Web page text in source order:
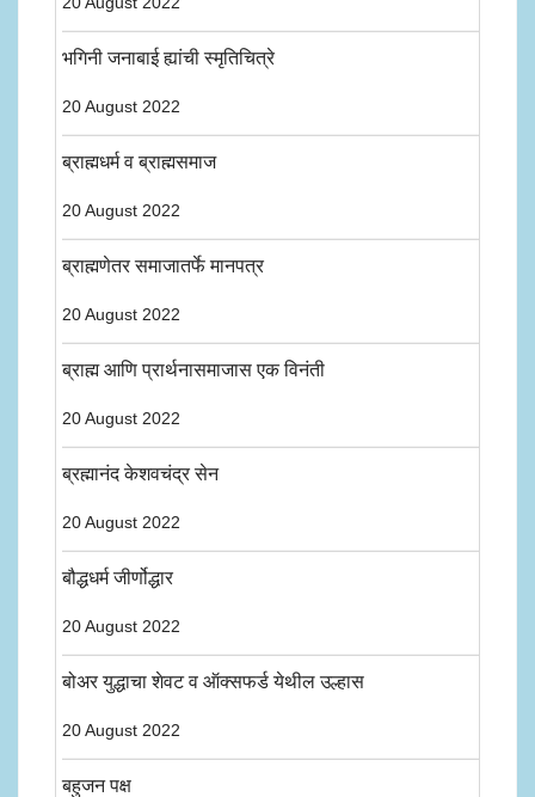
भगिनी जनाबाई ह्यांची स्मृतिचित्रे
20 August 2022
ब्राह्मधर्म व ब्राह्मसमाज
20 August 2022
ब्राह्मणेतर समाजातर्फे मानपत्र
20 August 2022
ब्राह्म आणि प्रार्थनासमाजास एक विनंती
20 August 2022
ब्रह्मानंद केशवचंद्र सेन
20 August 2022
बौद्धधर्म जीर्णोद्धार
20 August 2022
बोअर युद्धाचा शेवट व ऑक्सफर्ड येथील उल्हास
20 August 2022
बहुजन पक्ष